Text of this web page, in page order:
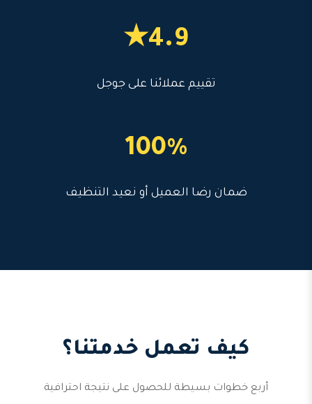
4.9★
تقييم عملائنا على جوجل
100%
ضمان رضا العميل أو نعيد التنظيف
كيف تعمل خدمتنا؟
أربع خطوات بسيطة للحصول على نتيجة احترافية